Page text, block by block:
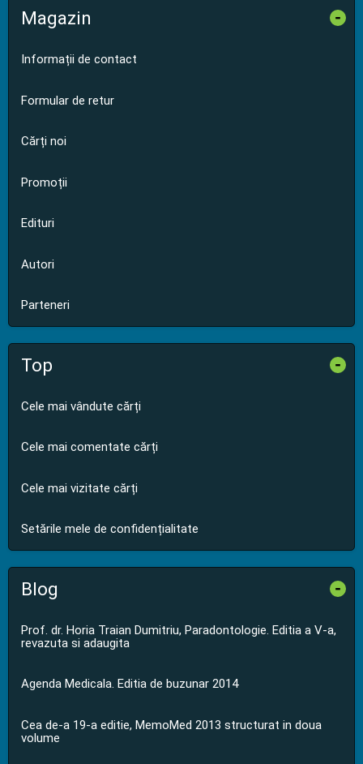
Magazin -
Informații de contact
Formular de retur
Cărți noi
Promoții
Edituri
Autori
Parteneri
Top -
Cele mai vândute cărți
Cele mai comentate cărți
Cele mai vizitate cărți
Setările mele de confidențialitate
Blog -
Prof. dr. Horia Traian Dumitriu, Paradontologie. Editia a V-a,
revazuta si adaugita
Agenda Medicala. Editia de buzunar 2014
Cea de-a 19-a editie, MemoMed 2013 structurat in doua
volume